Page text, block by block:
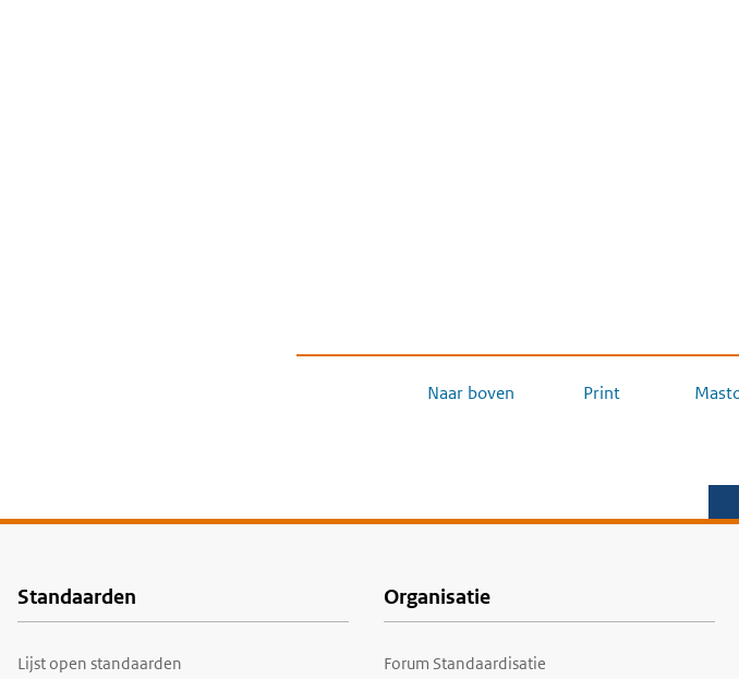
Naar boven Print
Voet
Standaarden
Lijst open standaarden
Organisatie
Forum Standaardisatie